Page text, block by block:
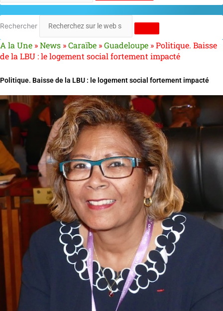
Rechercher
A la Une »News »Caraïbe »Guadeloupe »Politique. Baisse
de la LBU : le logement social fortement impacté
Politique. Baisse de la LBU : le logement social fortement impacté